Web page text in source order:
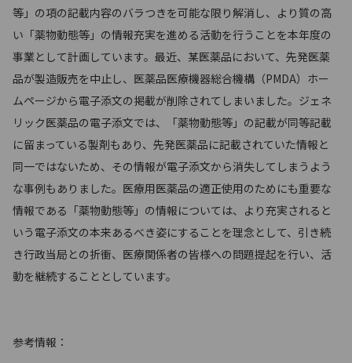
等」の項の記載内容のバラつきを可能な限り解消し、より質の高
い「薬物動態等」の情報充実を進める活動を行うことを本年度の
事業として計画しています。最近、某医薬品において、先発医薬
品が製造販売を中止し、医薬品医療機器総合機構（PMDA）ホー
ムページから電子添文の掲載が削除されてしまいました。ジェネ
リック医薬品の電子添文では、「薬物動態等」の記載が同等記載
に留まっている製剤もあり、先発医薬品に記載されていた情報と
同一ではないため、その情報が電子添文から消失してしまうよう
な事例もありました。医療用医薬品の適正使用のためにも重要な
情報である「薬物動態等」の情報については、より充実されると
いう電子添文の本来あるべき姿にすることを理念として、引き続
き行政当局との折衝、医療関係者の皆様への問題提起を行い、活
動を継続することとしています。
参考情報：